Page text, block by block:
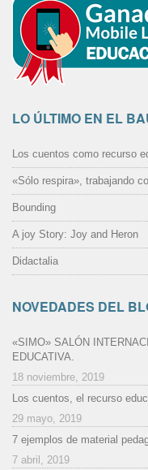
LO ÚLTIMO EN EL
Los cuentos como recurso
«Sólo respira», trabajando
Bounding
A joy Story: Joy and Heron
Didactalia
NOVEDADES DEL
«SIMO» SALÓN
EDUCATIVA.
18 noviembre, 2019
Los cuentos, el recurso
29 mayo, 2019
7 ejemplos de material
7 abril, 2019